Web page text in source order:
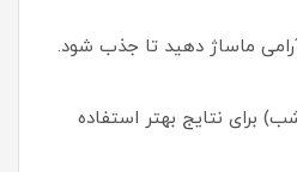
برای نتایج بهتر استفاده